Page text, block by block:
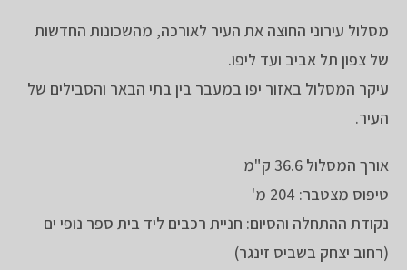
מסלול עירוני החוצה את העיר לאורכה, מהשכונות החדשות
של צפון תל אביב ועד ליפו.
עיקר המסלול באזור יפו במעבר בין בתי הבאר והסבילים של
העיר.
אורך המסלול 36.6 ק"מ
טיפוס מצטבר: 204 מ'
נקודת ההתחלה והסיום: חניית רכבים ליד בית ספר נופי ים
(רחוב יצחק בשביס זינגר)